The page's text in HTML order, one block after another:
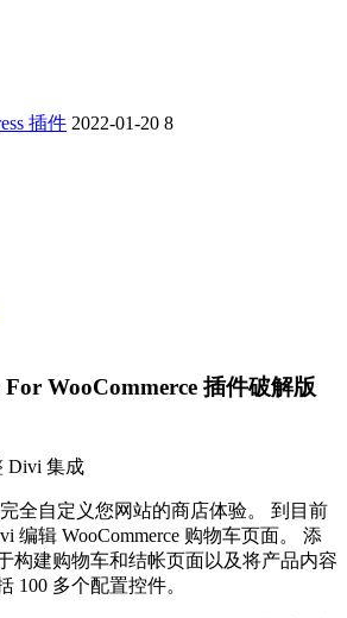
插件 2022-01-20 8
WooCommerce 插件破解版
Divi 集成
全自定义您网站的商店体验。 到目前
编辑 WooCommerce 购物车页面。 添
构建购物车和结帐页面以及将产品内容
100 多个配置控件。